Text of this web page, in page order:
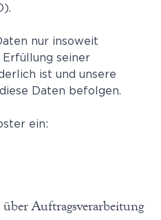
nur insoweit
seiner
ist und unsere
Daten befolgen.
ein:
über Auftragsverarbeitung